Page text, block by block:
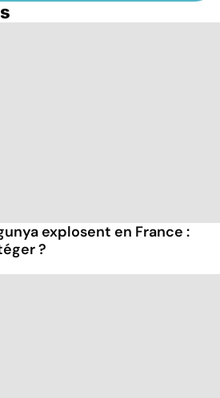
explosent en France :
?